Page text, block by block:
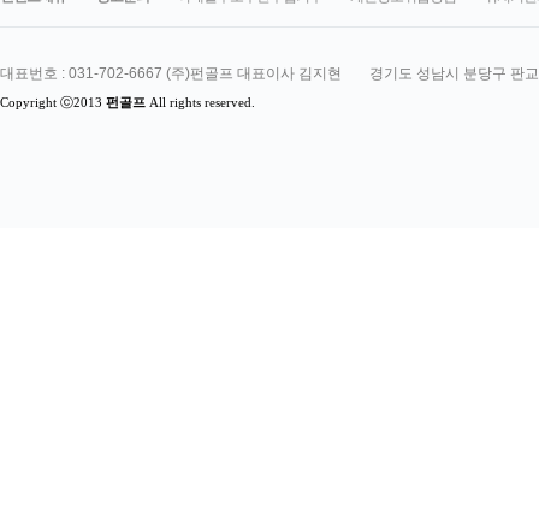
대표번호 : 031-702-6667 (주)펀골프 대표이사 김지현 경기도 성남시 분당구 판
Copyright ⓒ2013 펀골프 All rights reserved.